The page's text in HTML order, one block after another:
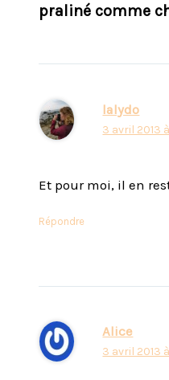
praliné comme
lalydo
3 avril 2013
Et pour moi, il en
Répondre
Alice
3 avril 2013